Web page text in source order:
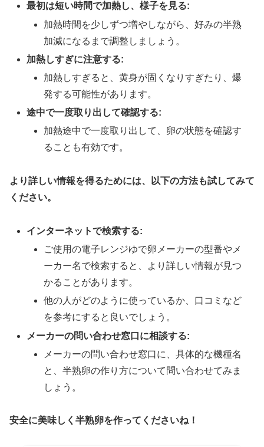
最初は短い時間で加熱し、様子を見る:
加熱時間を少しずつ増やしながら、好みの半熟
加減になるまで調整しましょう。
加熱しすぎに注意する:
加熱しすぎると、黄身が固くなりすぎたり、爆
発する可能性があります。
途中で一度取り出して確認する:
加熱途中で一度取り出して、卵の状態を確認す
ることも有効です。
より詳しい情報を得るためには、以下の方法も試してみて
ください。
インターネットで検索する:
ご使用の電子レンジゆで卵メーカーの型番やメ
ーカー名で検索すると、より詳しい情報が見つ
かることがあります。
他の人がどのように使っているか、口コミなど
を参考にすると良いでしょう。
メーカーの問い合わせ窓口に相談する:
メーカーの問い合わせ窓口に、具体的な機種名
と、半熟卵の作り方について問い合わせてみま
しょう。
安全に美味しく半熟卵を作ってくださいね！